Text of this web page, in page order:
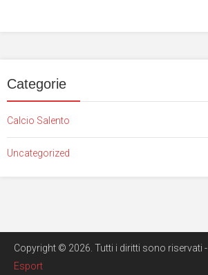
Categorie
Calcio Salento
Uncategorized
Copyright © 2026. Tutti i diritti sono riservati -
Esport